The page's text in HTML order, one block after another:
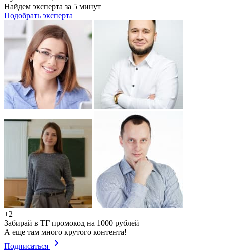
Найдем эксперта за 5 минут
Подобрать эксперта
+2
Забирай в ТГ промокод на 1000 рублей
А еще там много крутого контента!
Подписаться